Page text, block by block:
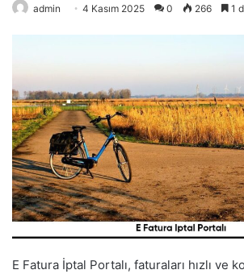
admin 4 Kasım 2025 0 266 1
E Fatura İptal Portalı, faturaları hızlı ve